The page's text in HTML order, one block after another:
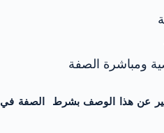
ومباشرة الصفة
عن هذا الوصف بشرط الصفة في